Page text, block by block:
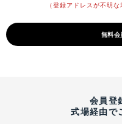
（登録アドレスが不明
無料会
会員登
式場経由で